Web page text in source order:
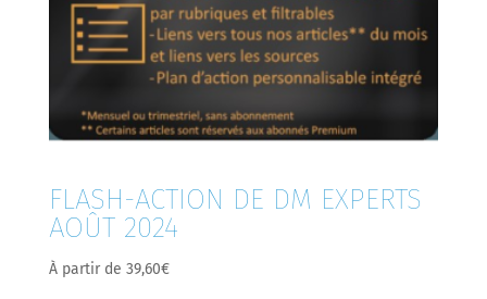
FLASH-ACTION DE DM EXPERTS
AOÛT 2024
À partir de 39,60€